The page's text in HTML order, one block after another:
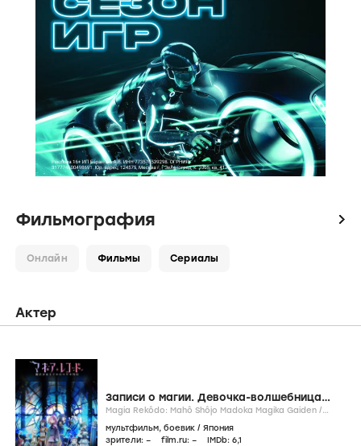
Фильмография icon
Онлайн Фильмы Сериалы
Актер
Записи о магии. Девочка-волшебница
Мадока: Волшебство Гайдэн
Magia Rekôdo: Mahô Shôjo Madoka Magika Gaiden /
мультфильм, боевик / Япония
зрители: – film.ru: – IMDb: 6,1